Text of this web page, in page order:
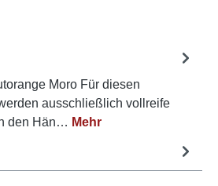
Moro Für diesen
ausschließlich vollreife
den Hän… Mehr